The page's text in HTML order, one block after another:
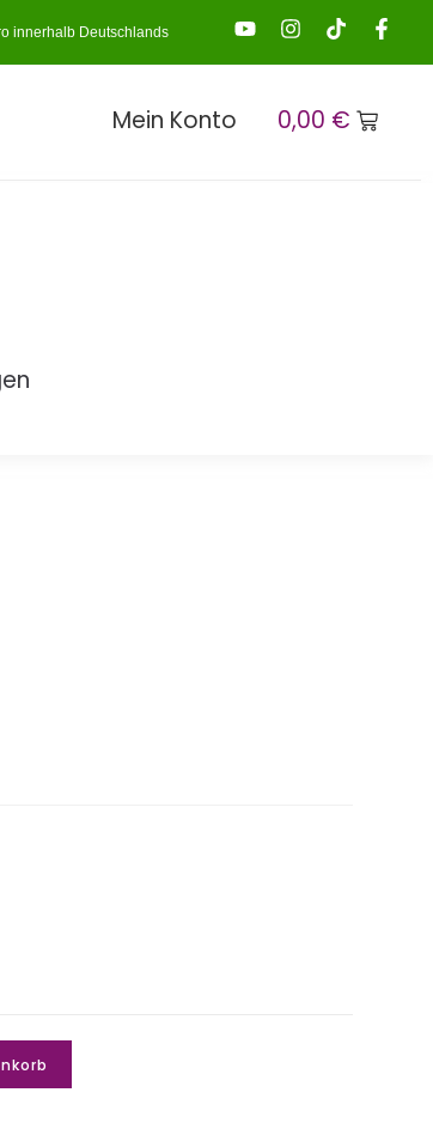
innerhalb Deutschlands
Mein Konto 0,00 €